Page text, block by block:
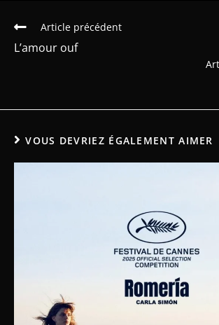
Article précédent
L’amour ouf
VOUS DEVRIEZ ÉGALEMENT AIMER